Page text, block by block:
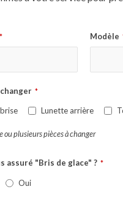
* Modèle
*
Lunette arrière
ou plusieurs pièces à changer
assuré "Bris de glace" ? *
Oui